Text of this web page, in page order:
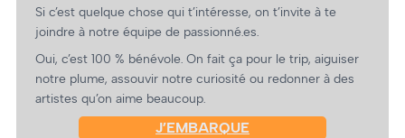
Si c’est quelque chose qui t’intéresse, on t’invite à te
joindre à notre équipe de passionné.es.
Oui, c’est 100 % bénévole. On fait ça pour le trip, aiguiser
notre plume, assouvir notre curiosité ou redonner à des
artistes qu’on aime beaucoup.
J’EMBARQUE